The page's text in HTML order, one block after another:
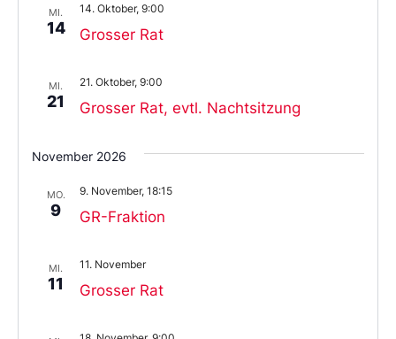
MI.
14 Grosser Rat
14. Oktober, 9:00
MI.
21 Grosser Rat, evtl. Nachtsitzung
21. Oktober, 9:00
November 2026
MO.
9 GR-Fraktion
9. November, 18:15
MI.
11 Grosser Rat
11. November